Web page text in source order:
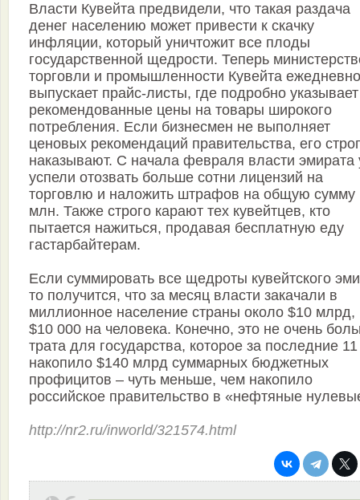
Власти Кувейта предвидели, что такая раздача
денег населению может привести к скачку
инфляции, который уничтожит все плоды
государственной щедрости. Теперь
торговли и промышленности Кувейта ежедневно
выпускает прайс-листы, где подробно указывает
рекомендованные цены на товары широкого
потребления. Если бизнесмен не выполняет
ценовых рекомендаций правительства, его
наказывают. С начала февраля власти эмирата
успели отозвать больше сотни лицензий на
торговлю и наложить штрафов на общую сумму
млн. Также строго карают тех кувейтцев, кто
пытается нажиться, продавая бесплатную еду
гастарбайтерам.
Если суммировать все щедроты кувейтского
то получится, что за месяц власти закачали в
миллионное население страны около $10 млрд,
$10 000 на человека. Конечно, это не очень
трата для государства, которое за последние
накопило $140 млрд суммарных бюджетных
профицитов – чуть меньше, чем накопило
российское правительство в «нефтяные
http://nr2.ru/inworld/321574.html